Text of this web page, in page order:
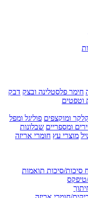
חימר פלסטלינה ובצק דבק
וטפטים
ומוקצפים פוליגל ומפל
ומספריים שבלונות
מוצרי עץ חומרי אריזה
סיכות/סיכות תואמות